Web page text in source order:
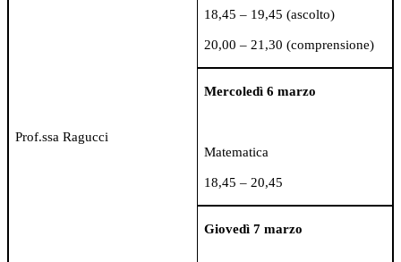
Prof.ssa Ragucci
18,45 – 19,45 (ascolto)
20,00 – 21,30 (comprensione)
Mercoledì 6 marzo
Matematica
18,45 – 20,45
Giovedì 7 marzo